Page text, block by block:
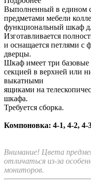
Выполненный в едином
предметами мебели
функциональный шкаф
Изготавливается
и оснащается петлями с
дверцы.
Шкаф имеет три базовые
секцией в верхней или
выкатными
ящиками на
шкафа.
Требуется сборка.
Компоновка: 4-1, 4-2, 4-
Внимание! Цвета
отличаться из-за
мониторов.